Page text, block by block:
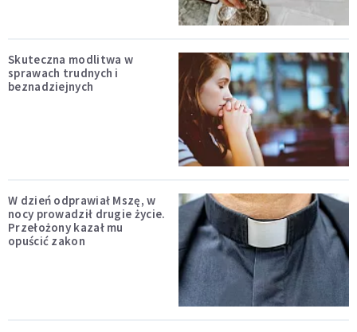
Skuteczna modlitwa w
sprawach trudnych i
beznadziejnych
W dzień odprawiał Mszę, w
nocy prowadził drugie życie.
Przełożony kazał mu
opuścić zakon